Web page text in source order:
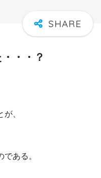
・・？
、
ある。